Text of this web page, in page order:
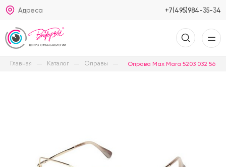
Адреса +7(495)984-35-34
Главная Каталог Оправы Оправа Max Mara 5203 032 56